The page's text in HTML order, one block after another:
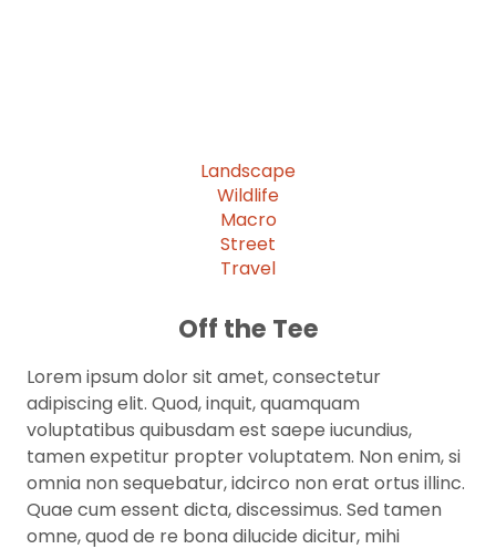
Landscape
Wildlife
Macro
Street
Travel
Off the Tee
Lorem ipsum dolor sit amet, consectetur
adipiscing elit. Quod, inquit, quamquam
voluptatibus quibusdam est saepe iucundius,
tamen expetitur propter voluptatem. Non enim, si
omnia non sequebatur, idcirco non erat ortus illinc.
Quae cum essent dicta, discessimus. Sed tamen
omne, quod de re bona dilucide dicitur, mihi